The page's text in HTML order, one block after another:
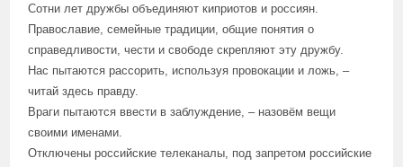
Сотни лет дружбы объединяют киприотов и россиян.
Православие, семейные традиции, общие понятия о
справедливости, чести и свободе скрепляют эту дружбу.
Нас пытаются рассорить, используя провокации и ложь, –
читай здесь правду.
Враги пытаются ввести в заблуждение, – назовём вещи
своими именами.
Отключены российские телеканалы, под запретом российские